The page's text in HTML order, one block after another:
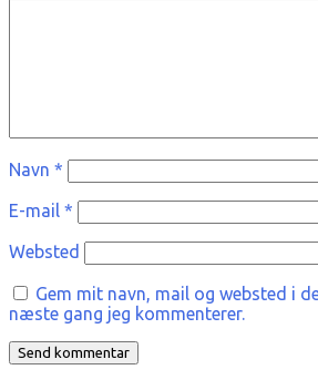
Navn *
E-mail *
Websted
Gem mit navn, mail og websted i
næste gang jeg kommenterer.